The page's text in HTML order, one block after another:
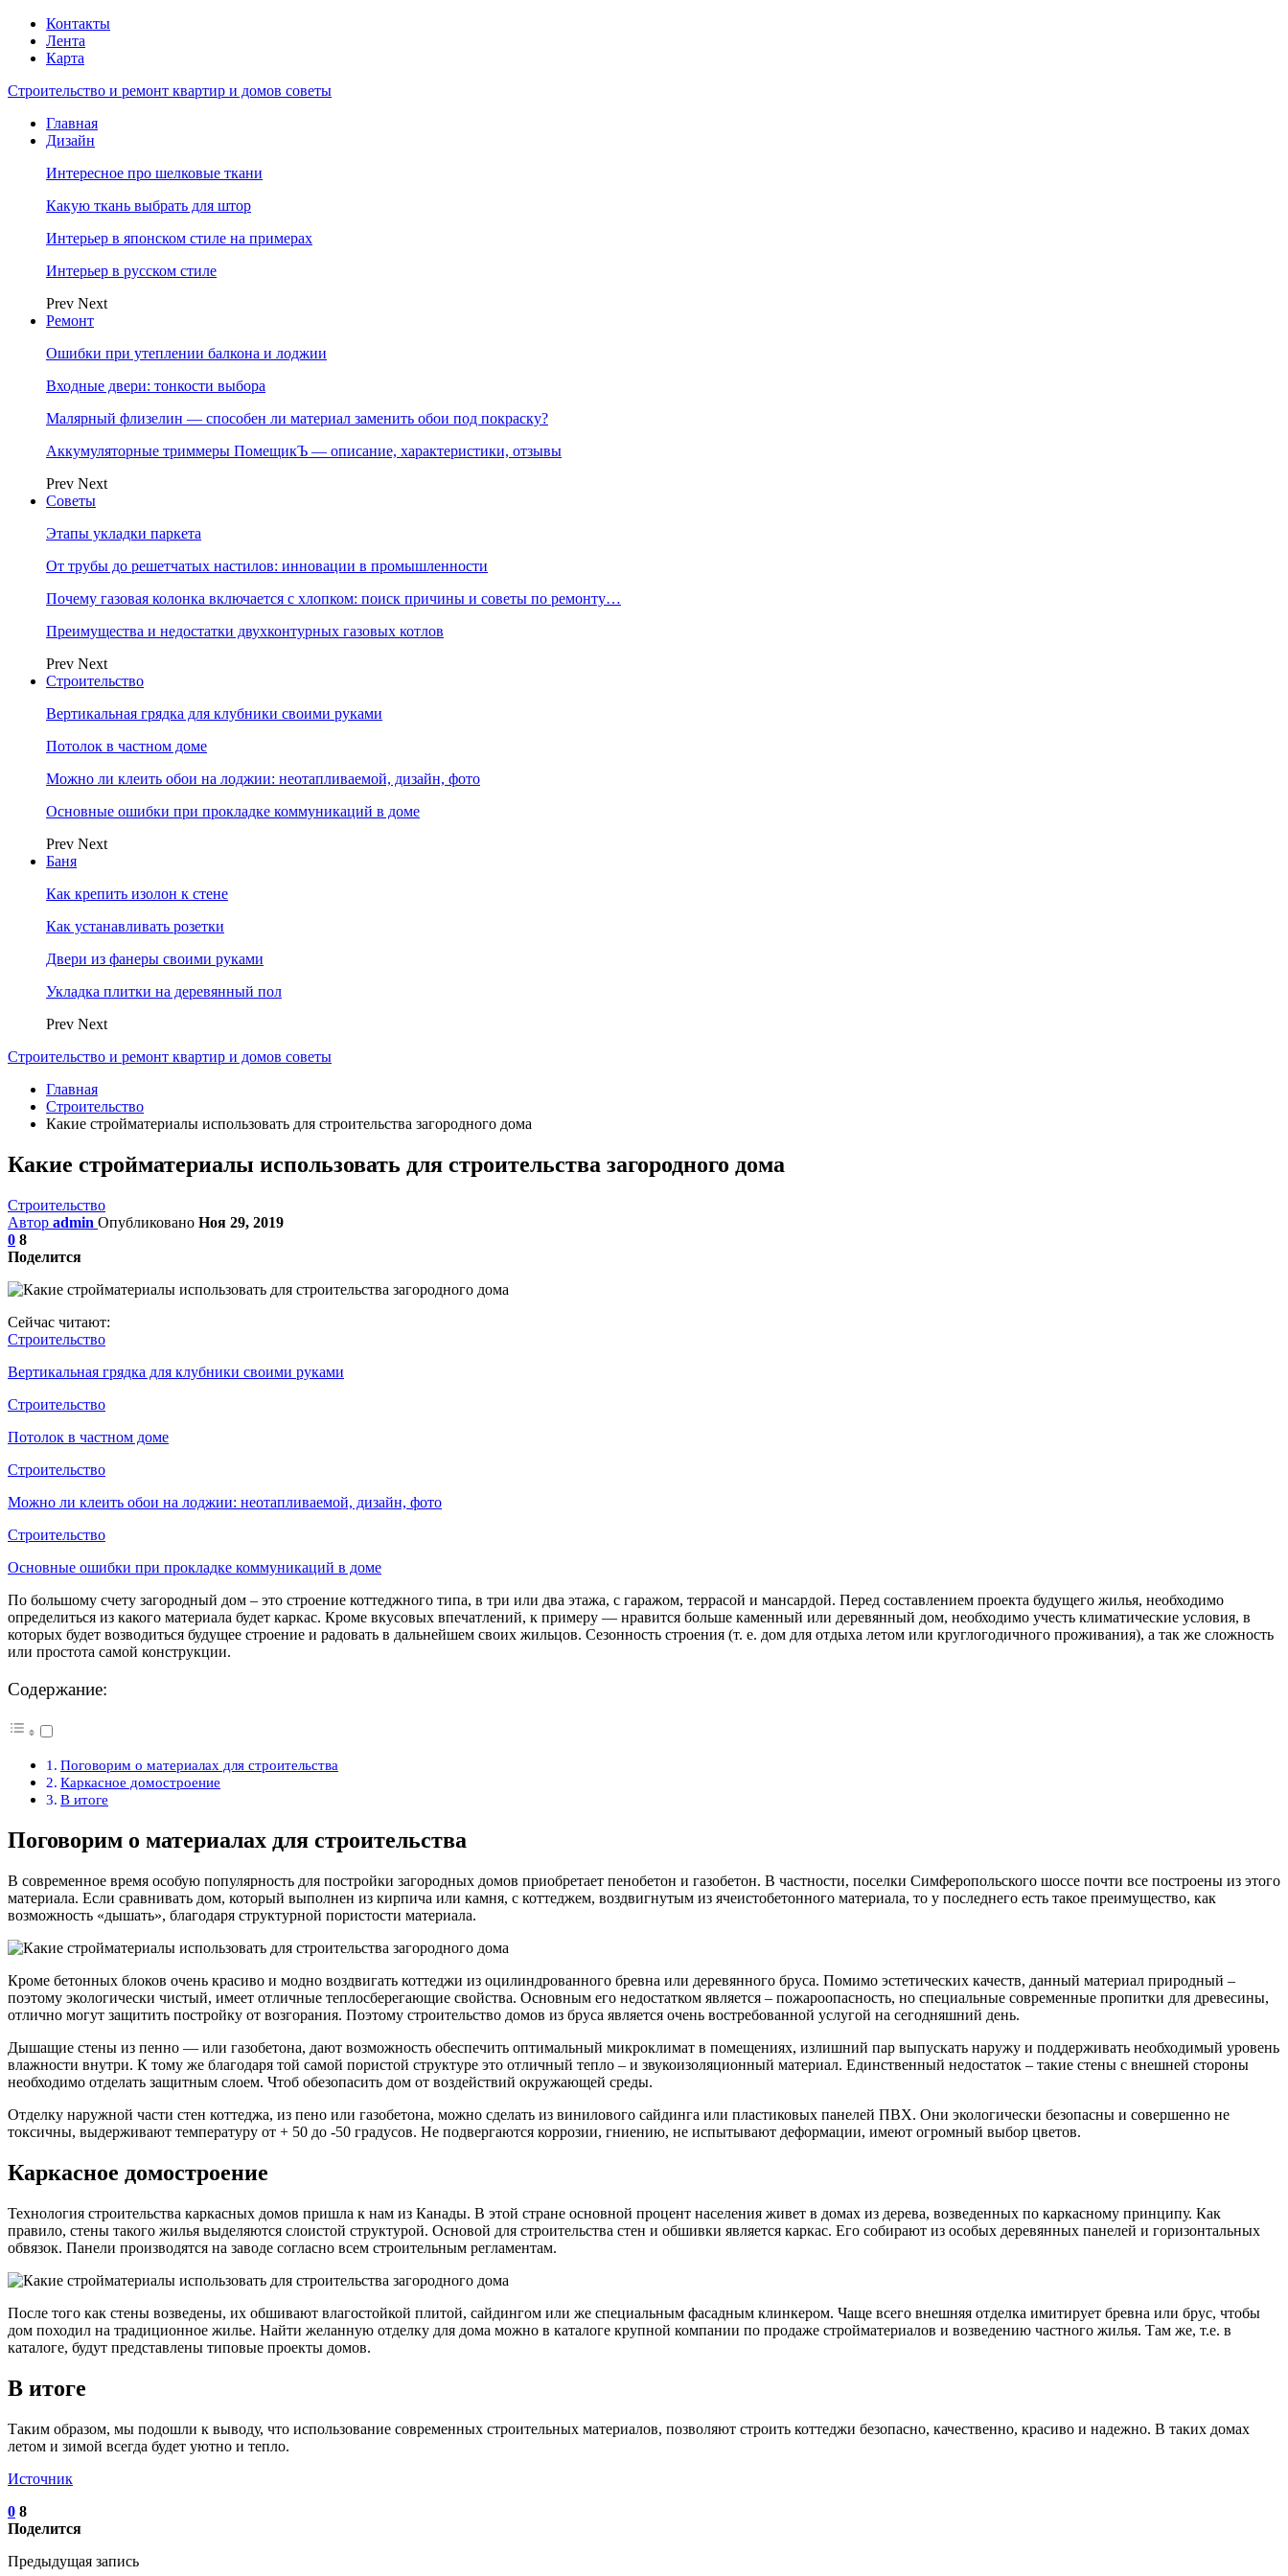
Контакты
Лента
Карта
Строительство и ремонт квартир и домов советы
Главная
Дизайн
Интересное про шелковые ткани
Какую ткань выбрать для штор
Интерьер в японском стиле на примерах
Интерьер в русском стиле
Prev Next
Ремонт
Ошибки при утеплении балкона и лоджии
Входные двери: тонкости выбора
Малярный флизелин — способен ли материал заменить обои под покраску?
Аккумуляторные триммеры ПомещикЪ — описание, характеристики, отзывы
Prev Next
Советы
Этапы укладки паркета
От трубы до решетчатых настилов: инновации в промышленности
Почему газовая колонка включается с хлопком: поиск причины и советы по ремонту…
Преимущества и недостатки двухконтурных газовых котлов
Prev Next
Строительство
Вертикальная грядка для клубники своими руками
Потолок в частном доме
Можно ли клеить обои на лоджии: неотапливаемой, дизайн, фото
Основные ошибки при прокладке коммуникаций в доме
Prev Next
Баня
Как крепить изолон к стене
Как устанавливать розетки
Двери из фанеры своими руками
Укладка плитки на деревянный пол
Prev Next
Строительство и ремонт квартир и домов советы
Главная
Строительство
Какие стройматериалы использовать для строительства загородного дома
Какие стройматериалы использовать для строительства загородного дома
Строительство
Автор admin Опубликовано Ноя 29, 2019
0 8
Поделится
Сейчас читают:
Строительство
Вертикальная грядка для клубники своими руками
Строительство
Потолок в частном доме
Строительство
Можно ли клеить обои на лоджии: неотапливаемой, дизайн, фото
Строительство
Основные ошибки при прокладке коммуникаций в доме
По большому счету загородный дом – это строение коттеджного типа, в три или два этажа, с гаражом, террасой и мансардой. Перед составлением проекта будущего жилья, необходимо
определиться из какого материала будет каркас. Кроме вкусовых впечатлений, к примеру — нравится больше каменный или деревянный дом, необходимо учесть климатические условия, в
которых будет возводиться будущее строение и радовать в дальнейшем своих жильцов. Сезонность строения (т. е. дом для отдыха летом или круглогодичного проживания), а так же сложность
или простота самой конструкции.
Содержание:
Поговорим о материалах для строительства
Каркасное домостроение
В итоге
Поговорим о материалах для строительства
В современное время особую популярность для постройки загородных домов приобретает пенобетон и газобетон. В частности, поселки Симферопольского шоссе почти все построены из этого
материала. Если сравнивать дом, который выполнен из кирпича или камня, с коттеджем, воздвигнутым из ячеистобетонного материала, то у последнего есть такое преимущество, как
возможность «дышать», благодаря структурной пористости материала.
Кроме бетонных блоков очень красиво и модно воздвигать коттеджи из оцилиндрованного бревна или деревянного бруса. Помимо эстетических качеств, данный материал природный –
поэтому экологически чистый, имеет отличные теплосберегающие свойства. Основным его недостатком является – пожароопасность, но специальные современные пропитки для древесины,
отлично могут защитить постройку от возгорания. Поэтому строительство домов из бруса является очень востребованной услугой на сегодняшний день.
Дышащие стены из пенно — или газобетона, дают возможность обеспечить оптимальный микроклимат в помещениях, излишний пар выпускать наружу и поддерживать необходимый уровень
влажности внутри. К тому же благодаря той самой пористой структуре это отличный тепло – и звукоизоляционный материал. Единственный недостаток – такие стены с внешней стороны
необходимо отделать защитным слоем. Чтоб обезопасить дом от воздействий окружающей среды.
Отделку наружной части стен коттеджа, из пено или газобетона, можно сделать из винилового сайдинга или пластиковых панелей ПВХ. Они экологически безопасны и совершенно не
токсичны, выдерживают температуру от + 50 до -50 градусов. Не подвергаются коррозии, гниению, не испытывают деформации, имеют огромный выбор цветов.
Каркасное домостроение
Технология строительства каркасных домов пришла к нам из Канады. В этой стране основной процент населения живет в домах из дерева, возведенных по каркасному принципу. Как
правило, стены такого жилья выделяются слоистой структурой. Основой для строительства стен и обшивки является каркас. Его собирают из особых деревянных панелей и горизонтальных
обвязок. Панели производятся на заводе согласно всем строительным регламентам.
После того как стены возведены, их обшивают влагостойкой плитой, сайдингом или же специальным фасадным клинкером. Чаще всего внешняя отделка имитирует бревна или брус, чтобы
дом походил на традиционное жилье. Найти желанную отделку для дома можно в каталоге крупной компании по продаже стройматериалов и возведению частного жилья. Там же, т.е. в
каталоге, будут представлены типовые проекты домов.
В итоге
Таким образом, мы подошли к выводу, что использование современных строительных материалов, позволяют строить коттеджи безопасно, качественно, красиво и надежно. В таких домах
летом и зимой всегда будет уютно и тепло.
Источник
0 8
Поделится
Предыдущая запись